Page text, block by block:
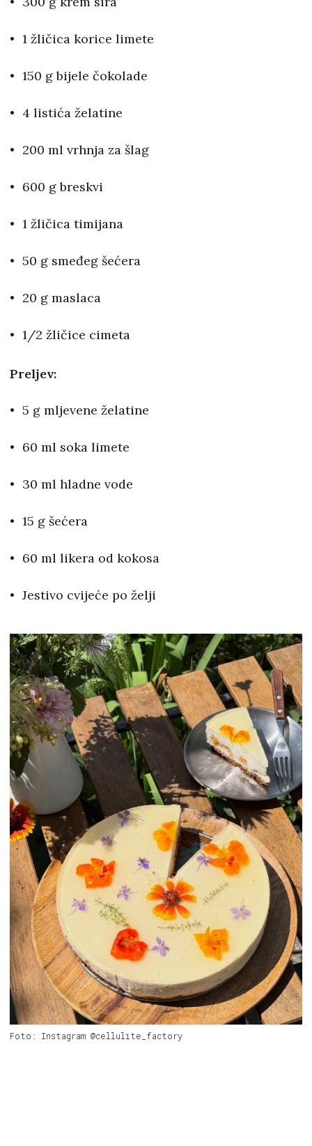
1 žličica korice limete
150 g bijele čokolade
4 listića želatine
200 ml vrhnja za šlag
600 g breskvi
1 žličica timijana
50 g smeđeg šećera
20 g maslaca
1/2 žličice cimeta
Preljev:
5 g mljevene želatine
60 ml soka limete
30 ml hladne vode
15 g šećera
60 ml likera od kokosa
Jestivo cvijeće po želji
Foto: Instagram @cellulite_factory